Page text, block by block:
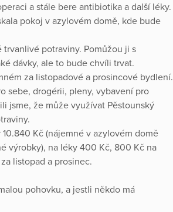
a stále bere antibiotika a další léky.
pokoj v azylovém domě, kde bude
potraviny. Pomůžou ji s
dávky, ale to bude chvíli trvat.
za listopadové a prosincové bydlení.
sebe, drogérii, pleny, vybavení pro
jsme, že může využívat Pěstounský
Kč (nájemné v azylovém domě
výrobky), na léky 400 Kč, 800 Kč na
listopad a prosinec.
pohovku, a jestli někdo má